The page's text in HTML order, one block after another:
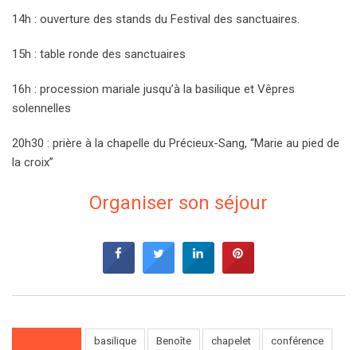
14h : ouverture des stands du Festival des sanctuaires.
15h : table ronde des sanctuaires
16h : procession mariale jusqu’à la basilique et Vêpres
solennelles
20h30 : prière à la chapelle du Précieux-Sang, “Marie au pied de
la croix”
Organiser son séjour
basilique Benoîte chapelet conférence